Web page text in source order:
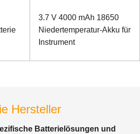
3.7 V 4000 mAh 18650
Niedertemperatur-Akku für
Instrument
Hersteller
Batterielösungen und